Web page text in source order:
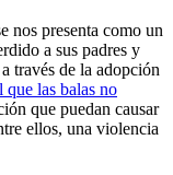
nos presenta como un
a sus padres y
través de la adopción
que las balas no
que puedan causar
ellos, una violencia